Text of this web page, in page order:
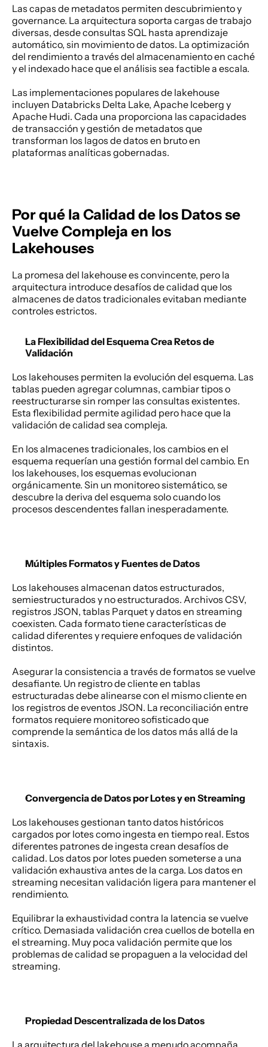
Las capas de metadatos permiten descubrimiento y
governance. La arquitectura soporta cargas de trabajo
diversas, desde consultas SQL hasta aprendizaje
automático, sin movimiento de datos. La optimización
del rendimiento a través del almacenamiento en caché
y el indexado hace que el análisis sea factible a escala.
Las implementaciones populares de lakehouse
incluyen Databricks Delta Lake, Apache Iceberg y
Apache Hudi. Cada una proporciona las capacidades
de transacción y gestión de metadatos que
transforman los lagos de datos en bruto en
plataformas analíticas gobernadas.
Por qué la Calidad de los Datos se
Vuelve Compleja en los
Lakehouses
La promesa del lakehouse es convincente, pero la
arquitectura introduce desafíos de calidad que los
almacenes de datos tradicionales evitaban mediante
controles estrictos.
La Flexibilidad del Esquema Crea Retos de
Validación
Los lakehouses permiten la evolución del esquema. Las
tablas pueden agregar columnas, cambiar tipos o
reestructurarse sin romper las consultas existentes.
Esta flexibilidad permite agilidad pero hace que la
validación de calidad sea compleja.
En los almacenes tradicionales, los cambios en el
esquema requerían una gestión formal del cambio. En
los lakehouses, los esquemas evolucionan
orgánicamente. Sin un monitoreo sistemático, se
descubre la deriva del esquema solo cuando los
procesos descendentes fallan inesperadamente.
Múltiples Formatos y Fuentes de Datos
Los lakehouses almacenan datos estructurados,
semiestructurados y no estructurados. Archivos CSV,
registros JSON, tablas Parquet y datos en streaming
coexisten. Cada formato tiene características de
calidad diferentes y requiere enfoques de validación
distintos.
Asegurar la consistencia a través de formatos se vuelve
desafiante. Un registro de cliente en tablas
estructuradas debe alinearse con el mismo cliente en
los registros de eventos JSON. La reconciliación entre
formatos requiere monitoreo sofisticado que
comprende la semántica de los datos más allá de la
sintaxis.
Convergencia de Datos por Lotes y en Streaming
Los lakehouses gestionan tanto datos históricos
cargados por lotes como ingesta en tiempo real. Estos
diferentes patrones de ingesta crean desafíos de
calidad. Los datos por lotes pueden someterse a una
validación exhaustiva antes de la carga. Los datos en
streaming necesitan validación ligera para mantener el
rendimiento.
Equilibrar la exhaustividad contra la latencia se vuelve
crítico. Demasiada validación crea cuellos de botella en
el streaming. Muy poca validación permite que los
problemas de calidad se propaguen a la velocidad del
streaming.
Propiedad Descentralizada de los Datos
La arquitectura del lakehouse a menudo acompaña